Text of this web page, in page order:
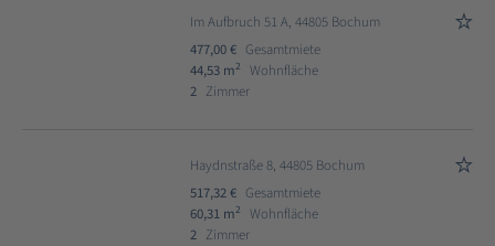
Im Aufbruch 51 A, 44805 Bochum
477,00 € Gesamtmiete
44,53 m2
Wohnfläche
2 Zimmer
Haydnstraße 8, 44805 Bochum
517,32 € Gesamtmiete
60,31 m2
Wohnfläche
2 Zimmer